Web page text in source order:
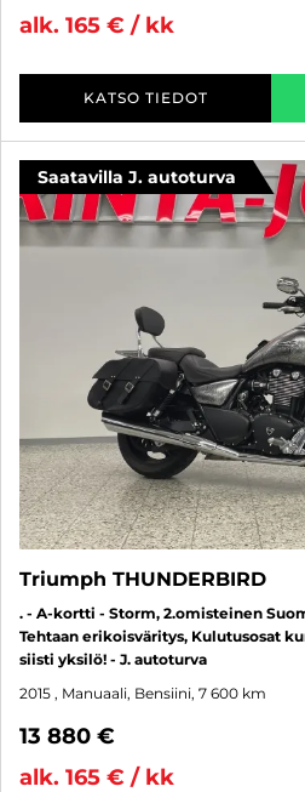
alk. 165 € / kk
KATSO TIEDOT
Saatavilla J. autoturva
Triumph THUNDERBIRD
. - A-kortti - Storm, 2.omisteinen
Tehtaan erikoisväritys, Kulutusosat
siisti yksilö! - J. autoturva
2015 , Manuaali, Bensiini, 7 600 km
13 880 €
alk. 165 € / kk